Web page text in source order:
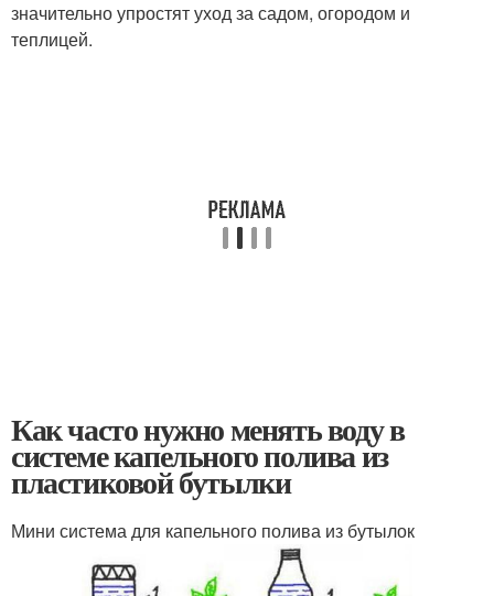
значительно упростят уход за садом, огородом и
теплицей.
Как часто нужно менять воду в
системе капельного полива из
пластиковой бутылки
Мини система для капельного полива из бутылок